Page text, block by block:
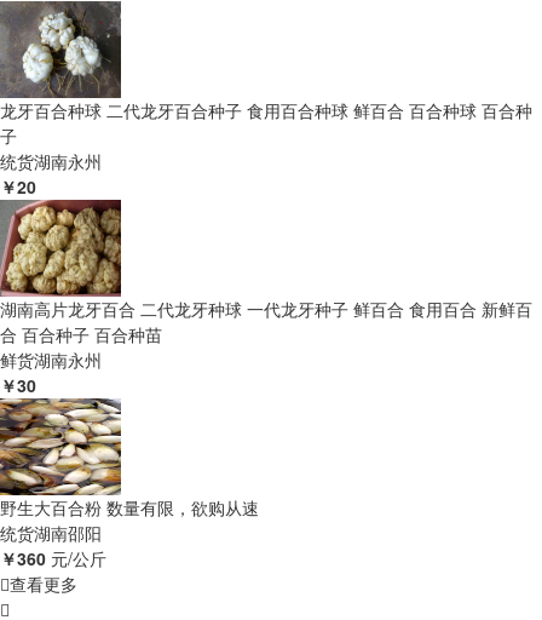
龙牙百合种球 二代龙牙百合种子 食用百合种球 鲜百合 百合种球 百合种
子
统货湖南永州
￥20
湖南高片龙牙百合 二代龙牙种球 一代龙牙种子 鲜百合 食用百合 新鲜百
合 百合种子 百合种苗
鲜货湖南永州
￥30
野生大百合粉 数量有限，欲购从速
统货湖南邵阳
￥360 元/公斤
查看更多